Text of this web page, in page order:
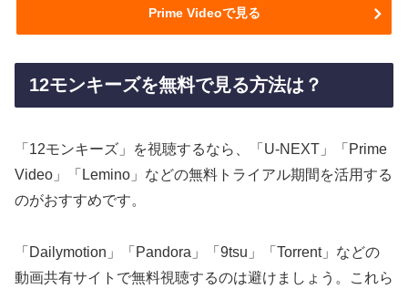
Prime Videoで見る
12モンキーズを無料で見る方法は？
「12モンキーズ」を視聴するなら、「U-NEXT」「Prime
Video」「Lemino」などの無料トライアル期間を活用する
のがおすすめです。
「Dailymotion」「Pandora」「9tsu」「Torrent」などの
動画共有サイトで無料視聴するのは避けましょう。これら